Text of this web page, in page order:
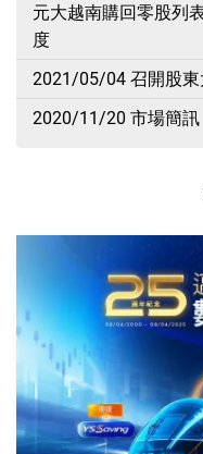
元大越南購回零股列
度
2021/05/04 召開股東
2020/11/20 市場簡訊